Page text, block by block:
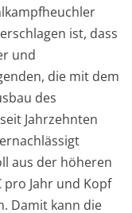
ist, dass
und
die mit dem
des
Jahrzehnten
aus der höheren
pro Jahr und Kopf
Damit kann die